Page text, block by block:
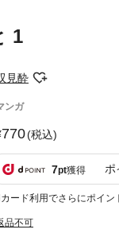
1
見酔
ンガ
770(税込)
7pt獲得 ポ
ード利用でさらにポイン
品不可